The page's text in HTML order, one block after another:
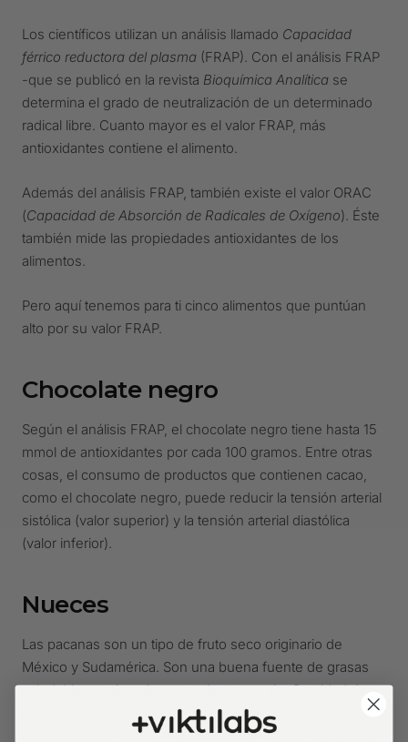
Los científicos utilizan un análisis llamado Capacidad
férrico reductora del plasma (FRAP). Con el análisis FRAP
-que se publicó en la revista Bioquímica Analítica se
determina el grado de neutralización de un determinado
radical libre. Cuanto mayor es el valor FRAP, más
antioxidantes contiene el alimento.
Además del análisis FRAP, también existe el valor ORAC
(Capacidad de Absorción de Radicales de Oxígeno). Éste
también mide las propiedades antioxidantes de los
alimentos.
Pero aquí tenemos para ti cinco alimentos que puntúan
alto por su valor FRAP.
Chocolate negro
Según el análisis FRAP, el chocolate negro tiene hasta 15
mmol de antioxidantes por cada 100 gramos. Entre otras
cosas, el consumo de productos que contienen cacao,
como el chocolate negro, puede reducir la tensión arterial
sistólica (valor superior) y la tensión arterial diastólica
(valor inferior).
Nueces
Las pacanas son un tipo de fruto seco originario de
México y Sudamérica. Son una buena fuente de grasas
saludables y minerales y contienen un alto Cantidad de
antioxidantes. Un estudio de la revista Investigación
muestra que las nueces pecanas -basándose